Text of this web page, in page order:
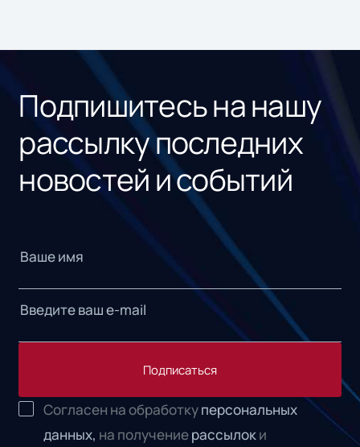
Подпишитесь на нашу
рассылку последних
новостей и событий
Подписаться
Согласен на обработкуперсональных
данных, на получениерассылоки